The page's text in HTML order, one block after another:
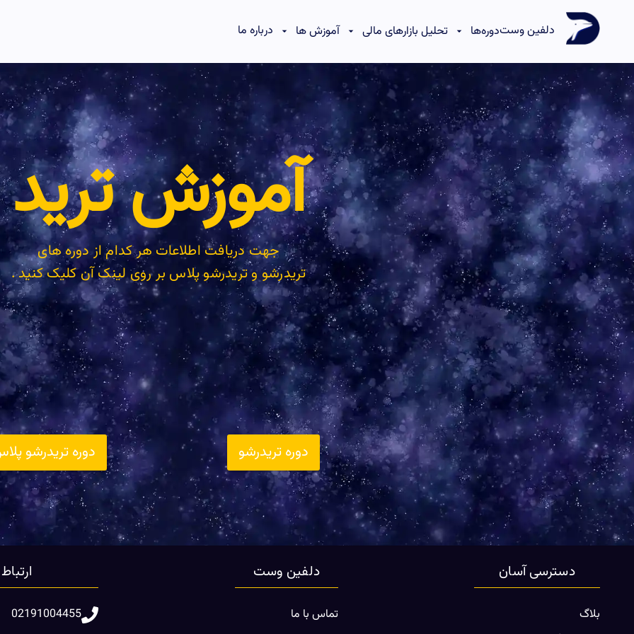
دلفین وستدوره‌ها تحلیل بازارهای مالی آموزش ها درباره ما
آموزش ترید
جهت دریافت اطلاعات هر کدام از دوره های
تریدرشو و تریدرشو پلاس بر روی لینک آن کلیک کنید .
دوره تریدرشو دوره تریدرشو
دسترسی آسان
بلاگ
دلفین وست
تماس با ما
02191004455